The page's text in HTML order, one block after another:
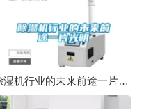
除湿机行业的未来前途一片光明